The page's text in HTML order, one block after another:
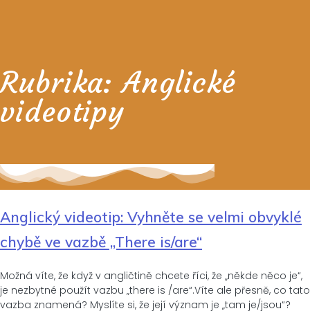
Rubrika:Anglické
videotipy
Anglický videotip: Vyhněte se velmi obvyklé
chybě ve vazbě „There is/are“
Možná víte, že když v angličtině chcete říci, že „někde něco je“,
je nezbytné použít vazbu „there is /are“.Víte ale přesně, co tato
vazba znamená? Myslíte si, že její význam je „tam je/jsou“?